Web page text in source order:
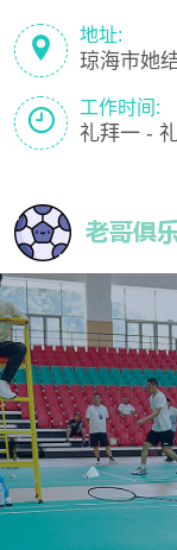
地址:
琼海市她
工作时间:
礼拜一 -